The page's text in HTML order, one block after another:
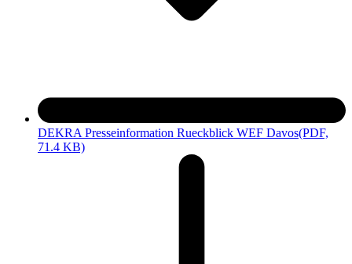
DEKRA Presseinformation Rueckblick WEF Davos(PDF,
71.4 KB)